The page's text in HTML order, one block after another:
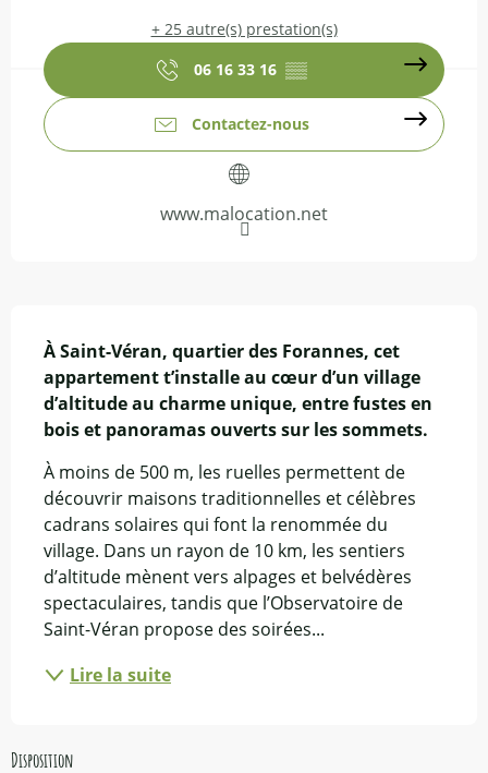
+ 25 autre(s) prestation(s)
06 16 33 16 ▒▒
Contactez-nous
www.malocation.net
À Saint-Véran, quartier des Forannes, cet
appartement t’installe au cœur d’un village
d’altitude au charme unique, entre fustes en
bois et panoramas ouverts sur les sommets.
À moins de 500 m, les ruelles permettent de
découvrir maisons traditionnelles et célèbres
cadrans solaires qui font la renommée du
village. Dans un rayon de 10 km, les sentiers
d’altitude mènent vers alpages et belvédères
spectaculaires, tandis que l’Observatoire de
Saint-Véran propose des soirées...
Lire la suite
Disposition